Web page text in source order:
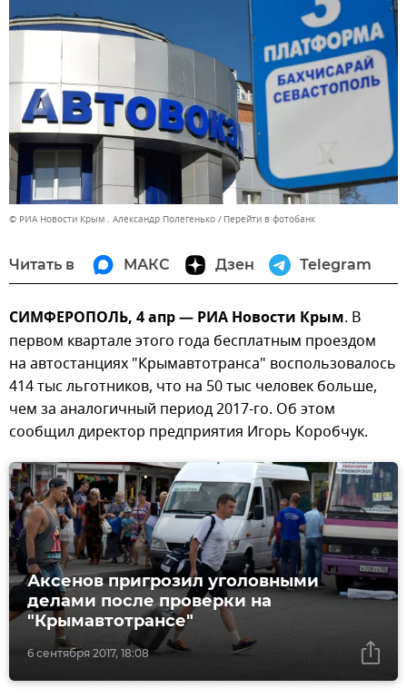
© РИА Новости Крым . Александр Полегенько Перейти в фотобанк
Читать в МАКС Дзен Telegram
СИМФЕРОПОЛЬ, 4 апр — РИА Новости Крым. В
первом квартале этого года бесплатным проездом
на автостанциях "Крымавтотранса" воспользовалось
414 тыс льготников, что на 50 тыс человек больше,
чем за аналогичный период 2017-го. Об этом
сообщил директор предприятия Игорь Коробчук.
6 сентября 2017, 18:08
Аксенов пригрозил уголовными
делами после проверки на
"Крымавтотрансе"